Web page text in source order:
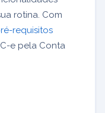
rotina. Com
requisitos
e pela Conta